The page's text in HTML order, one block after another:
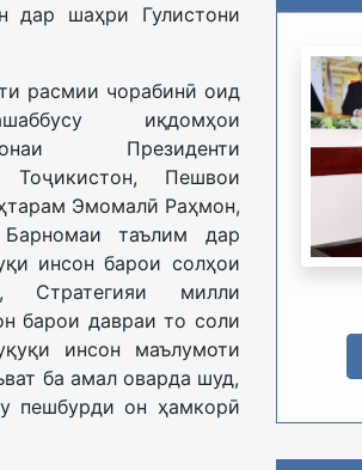
дар шаҳри Гулистони
расмии чорабинӣ оид
иқдомҳои
Президенти
Тоҷикистон, Пешвои
Эмомалӣ Раҳмон,
Барномаи таълим дар
инсон барои солҳои
Стратегияи милли
барои давраи то соли
инсон маълумоти
ба амал оварда шуд,
пешбурди он ҳамкорӣ